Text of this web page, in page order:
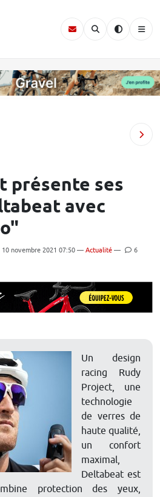
présente ses
avec
10 novembre 2021 07:50 — Actualité — 6
Un design
racing Rudy
Project, une
technologie
de verres de
haute qualité,
un confort
maximal,
Deltabeat est
protection des yeux,